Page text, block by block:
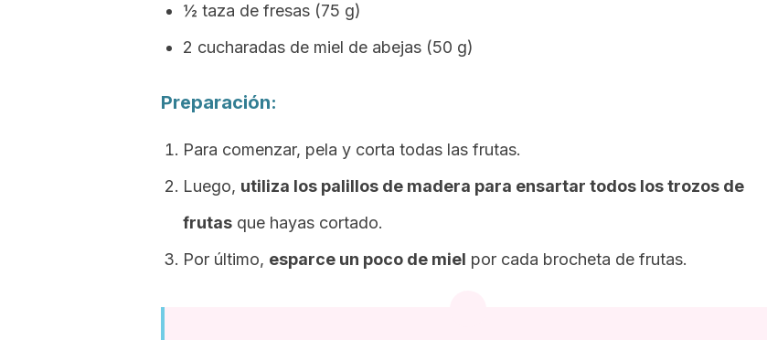
½ taza de fresas (75 g)
2 cucharadas de miel de abejas (50 g)
Preparación:
Para comenzar, pela y corta todas las frutas.
Luego, utiliza los palillos de madera para ensartar todos los trozos de
frutas que hayas cortado.
Por último, esparce un poco de miel por cada brocheta de frutas.